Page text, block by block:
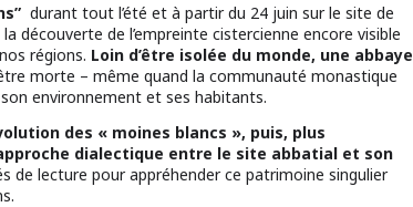
durant tout l’été et à partir du 24 juin sur le site de
découverte de l’empreinte cistercienne encore visible
régions. Loin d’être isolée du monde, une abbaye
morte – même quand la communauté monastique
environnement et ses habitants.
des « moines blancs », puis, plus
dialectique entre le site abbatial et son
de lecture pour appréhender ce patrimoine singulier